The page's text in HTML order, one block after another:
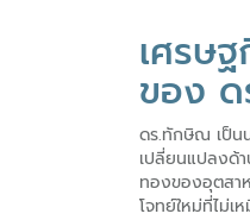
เศรษ
ของ
ดร.ทักษิณ เป็น
เปลี่ยนแปลงด้
ทองของอุตสา
โจทย์ใหม่ที่ไม่เ
Posts